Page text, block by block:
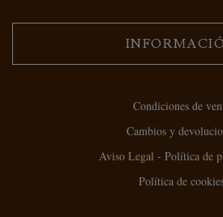
Condiciones de
Cambios y
Aviso Legal - Política de
Política de